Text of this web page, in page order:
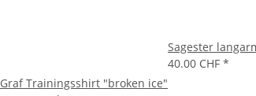
Graf Trainingsshirt "broken ice"
Sagester
40.00 CHF *